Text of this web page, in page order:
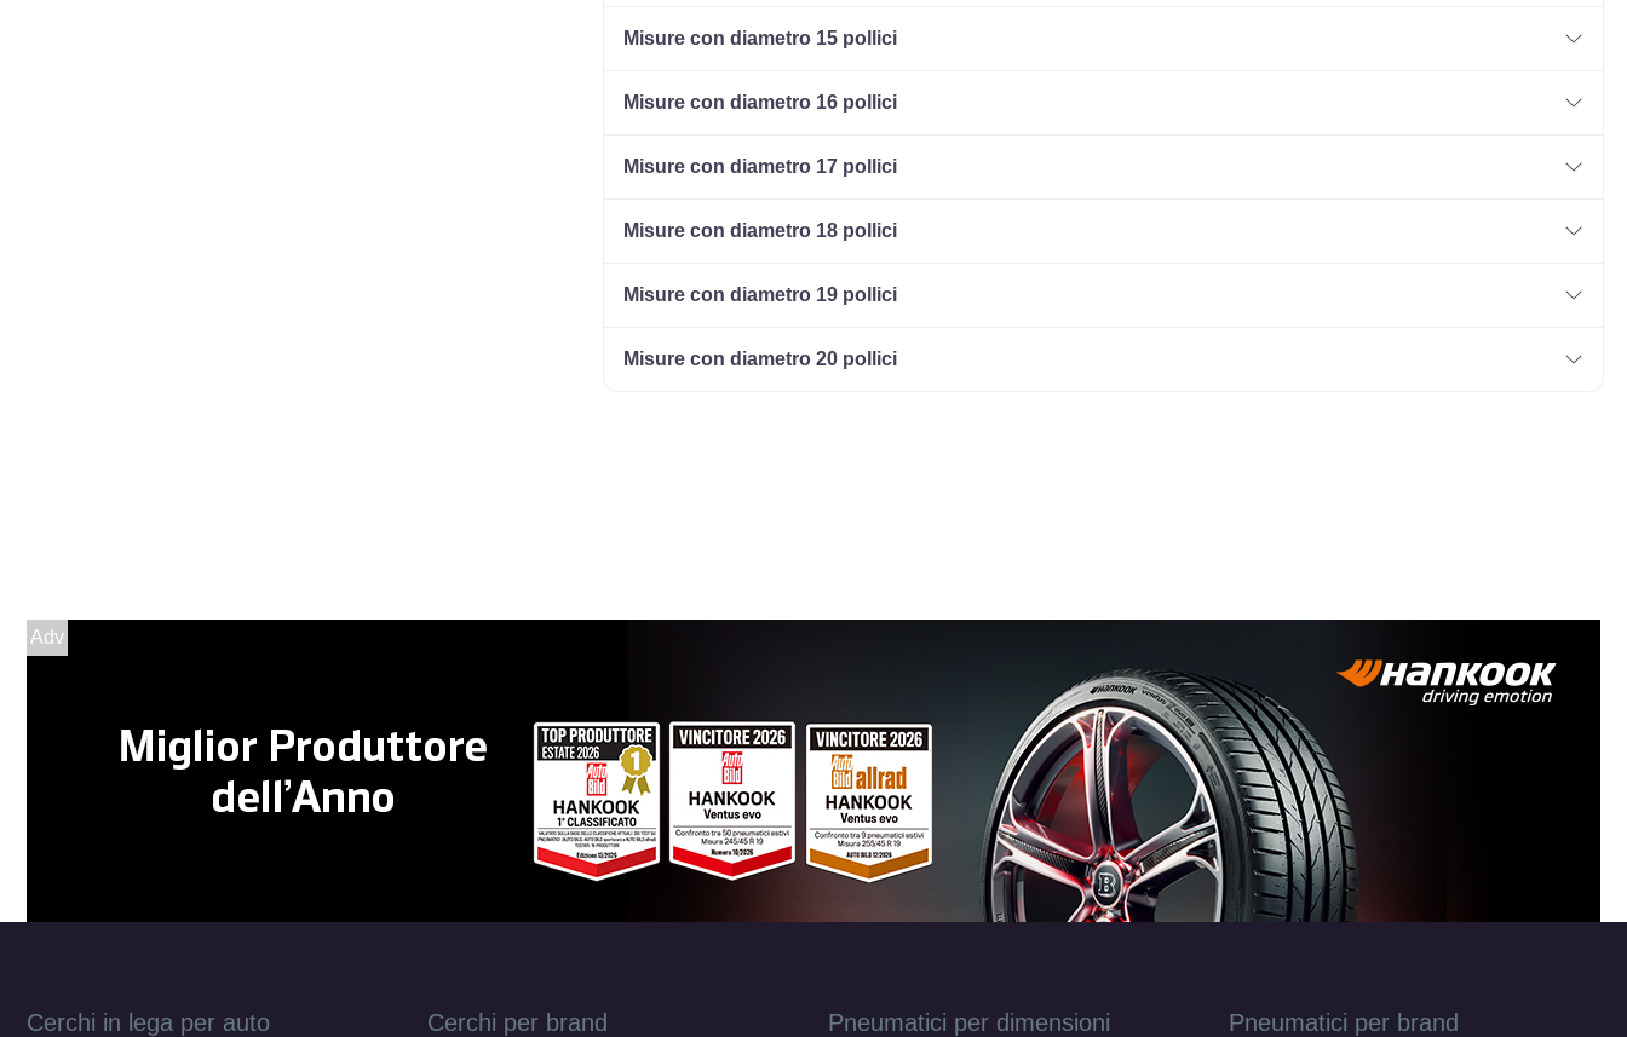
Misure con diametro 15 pollici
Misure con diametro 16 pollici
Misure con diametro 17 pollici
Misure con diametro 18 pollici
Misure con diametro 19 pollici
Misure con diametro 20 pollici
Adv
Cerchi in lega per auto Cerchi per brand Pneumatici per dimensioni Pneumatici per brand